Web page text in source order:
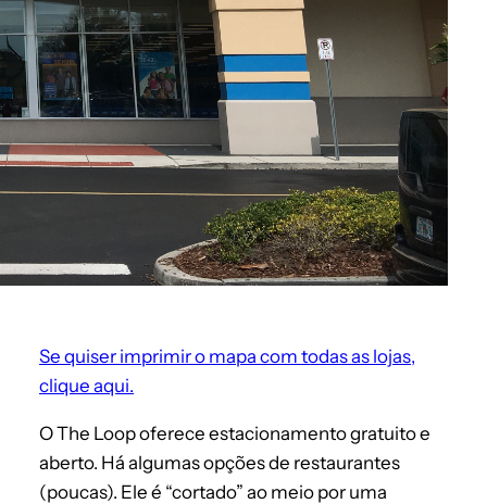
Se quiser imprimir o mapa com todas as lojas,
clique aqui.
O The Loop oferece estacionamento gratuito e
aberto. Há algumas opções de restaurantes
(poucas). Ele é “cortado” ao meio por uma